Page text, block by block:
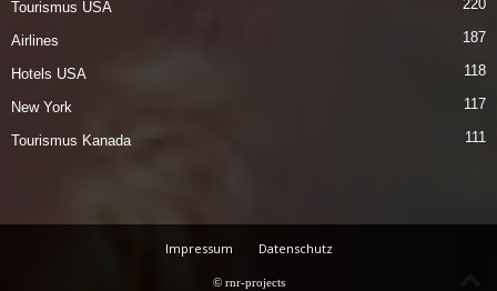
Tourismus USA 220
Airlines 187
Hotels USA 118
New York 117
Tourismus Kanada 111
Impressum Datenschutz
© rnr-projects